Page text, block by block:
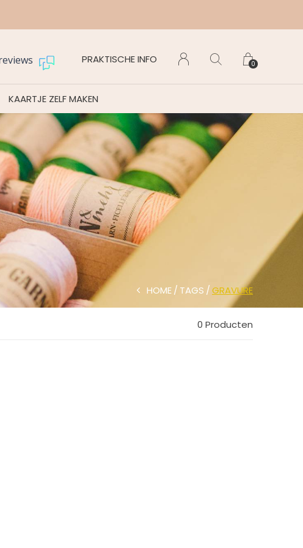
KAARTJE ZELF MAKEN
PRAKTISCHE INFO 0
HOME TAGS GRAVURE
0 Producten